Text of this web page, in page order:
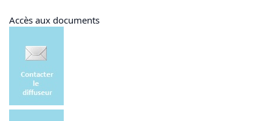
Accès aux documents